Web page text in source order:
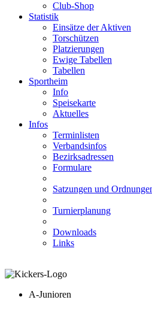
Club-Shop
Statistik
Einsätze der Aktiven
Torschützen
Platzierungen
Ewige Tabellen
Tabellen
Sportheim
Info
Speisekarte
Aktuelles
Infos
Terminlisten
Verbandsinfos
Bezirksadressen
Formulare
Satzungen und
Turnierplanung
Downloads
Links
A-Junioren